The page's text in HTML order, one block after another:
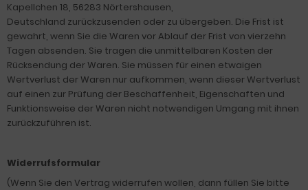
Kapellchen 18, 56283 Nörtershausen,
Deutschland zurückzusenden oder zu übergeben. Die Frist ist
gewahrt, wenn Sie die Waren vor Ablauf der Frist von vierzehn
Tagen absenden. Sie tragen die unmittelbaren Kosten der
Rücksendung der Waren. Sie müssen für einen etwaigen
Wertverlust der Waren nur aufkommen, wenn dieser Wertverlust
auf einen zur Prüfung der Beschaffenheit, Eigenschaften und
Funktionsweise der Waren nicht notwendigen Umgang mit ihnen
zurückzuführen ist.
Widerrufsformular
(Wenn Sie den Vertrag widerrufen wollen, dann füllen Sie bitte